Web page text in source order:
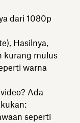
dari 1080p
Hasilnya,
kurang mulus
warna
Ada
seperti